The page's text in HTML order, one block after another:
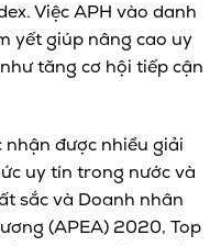
Việc APH vào danh
yết giúp nâng cao uy
tăng cơ hội tiếp cận
được nhiều giải
uy tín trong nước và
sắc và Doanh nhân
(APEA) 2020, Top